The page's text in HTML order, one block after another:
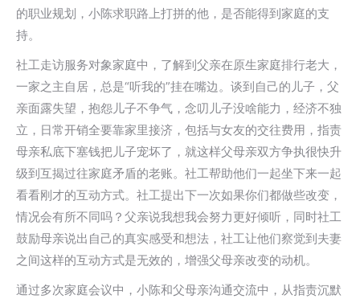
的职业规划，小陈求职路上打拼的他，是否能得到家庭的支
持。
社工走访服务对象家庭中，了解到父亲在原生家庭排行老大，
一家之主自居，总是“听我的”挂在嘴边。谈到自己的儿子，父
亲面露失望，抱怨儿子不争气，念叨儿子没啥能力，经济不独
立，日常开销全要靠家里接济，包括与女友的交往费用，指责
母亲私底下塞钱把儿子宠坏了，就这样父母亲双方争执很快升
级到互揭过往家庭矛盾的老账。社工帮助他们一起坐下来一起
看看刚才的互动方式。社工提出下一次如果你们都做些改变，
情况会有所不同吗？父亲说我想我会努力更好倾听，同时社工
鼓励母亲说出自己的真实感受和想法，社工让他们察觉到夫妻
之间这样的互动方式是无效的，增强父母亲改变的动机。
通过多次家庭会议中，小陈和父母亲沟通交流中，从指责沉默